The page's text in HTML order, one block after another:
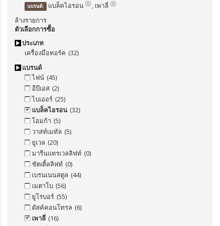
แบรนด์: แบล็คไอรอน
, เพาลี่
ล้างรายการ
ตัวเลือกการซื้อ
ประเภท
เครื่องมือทอร์ค (32)
แบรนด์
ไฟน์ (45)
อีบีเอส (2)
ไบเออร์ (25)
แบล็คไอรอน (32)
โอมก้า (5)
วาสท์เมทัล (5)
ยูเวล (20)
มารีนแทรเวลลิฟท์ (0)
ชัตเติ้ลลิฟท์ (0)
เบรนเนนสตูล (44)
เมตาโบ (56)
ยูโรบอร์ (55)
ดัสค์คอนโทรล (6)
เพาลี่ (16)